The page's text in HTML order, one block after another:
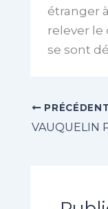
étranger
relever le
se sont
PRÉCÉDENT